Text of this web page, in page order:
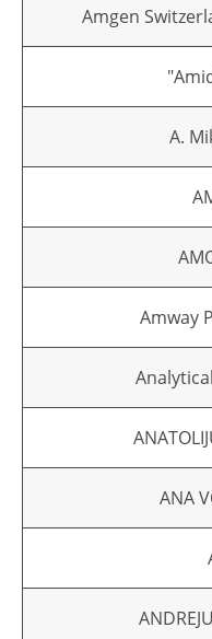
Amgen
A.
Amway
ANA